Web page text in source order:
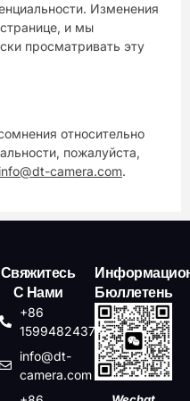
Изменения
и мы
просматривать эту
относительно
пожалуйста,
info@dt-camera.com.
Свяжитесь
С Нами
+86
15994824372
info@dt-
camera.com
Бюллетень